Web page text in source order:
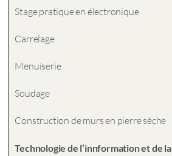
Stage pratique en électronique
Carrelage
Menuiserie
Soudage
Construction de murs en pierre sèche
Technologie de l’innformation et de la